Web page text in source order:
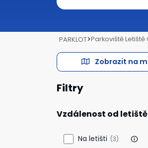
PARKLOT>Parkoviště Letiště
Zobrazit na
Filtry
Vzdálenost od letiště
Na letišti (3)